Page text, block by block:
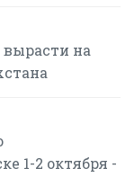
вырасти на
1-2 октября -